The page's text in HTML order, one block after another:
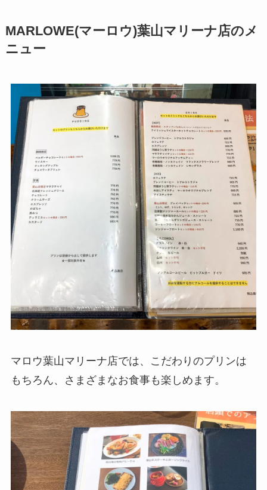
MARLOWE(マーロウ)葉山マリーナ店のメ
ニュー
マロウ葉山マリーナ店では、こだわりのプリンは
もちろん、さまざまなお食事も楽しめます。